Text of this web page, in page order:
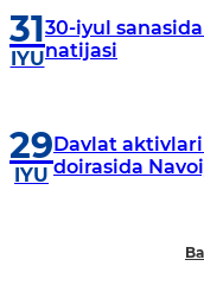
31
IYU
30-iyul
natijasi
29
IYU
Davlat
doirasida